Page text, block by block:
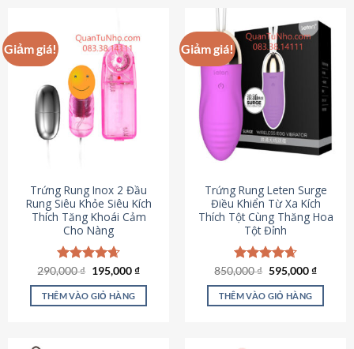
Giảm giá!
Trứng Rung Inox 2 Đầu
Rung Siêu Khỏe Siêu Kích
Thích Tăng Khoái Cảm
Cho Nàng
Được xếp
hạng4.64
5 sao
290,000₫ Giá
là:
290,000 ₫.
195,000₫Giá
tại
THÊM VÀO GIỎ HÀNG
Giảm giá!
Trứng Rung Leten Surge
Điều Khiển Từ Xa Kích
Thích Tột Cùng Thăng Hoa
Tột Đỉnh
Được xếp
hạng4.69
5 sao
850,000₫ Giá
là:
850,000 ₫.
595,000₫Giá
tại
THÊM VÀO GIỎ HÀNG